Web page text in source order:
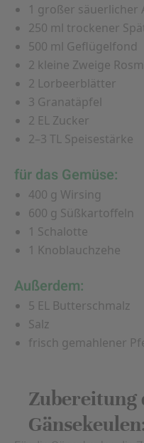
1 großer säuerlicher
250 ml trockener
500 ml Geflügelfond
2 kleine Zweige
2 Lorbeerblätter
3 Granatäpfel
2 EL Zucker
2–3 TL Speisestärke
für das Gemüse:
400 g Wirsing
600 g Süßkartoffeln
1 Schalotte
1 Knoblauchzehe
Außerdem:
5 EL Butterschmalz
Salz
frisch gemahlener
Zubereitung